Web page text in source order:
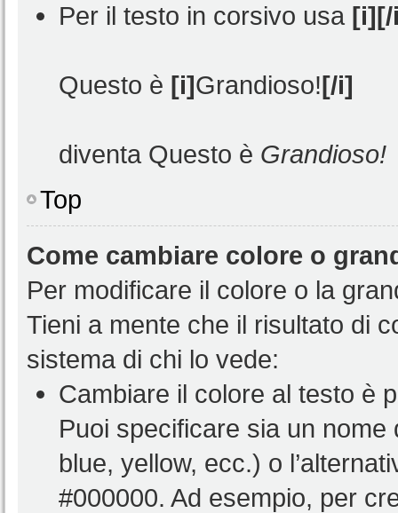
Per il testo in corsivo usa
Questo è [i]Grandioso![/i]
diventa Questo è Grandioso!
Top
Come cambiare colore o
Per modificare il colore o la
Tieni a mente che il risultato di
sistema di chi lo vede:
Cambiare il colore al testo è
Puoi specificare sia un
blue, yellow, ecc.) o
#000000. Ad esempio, per